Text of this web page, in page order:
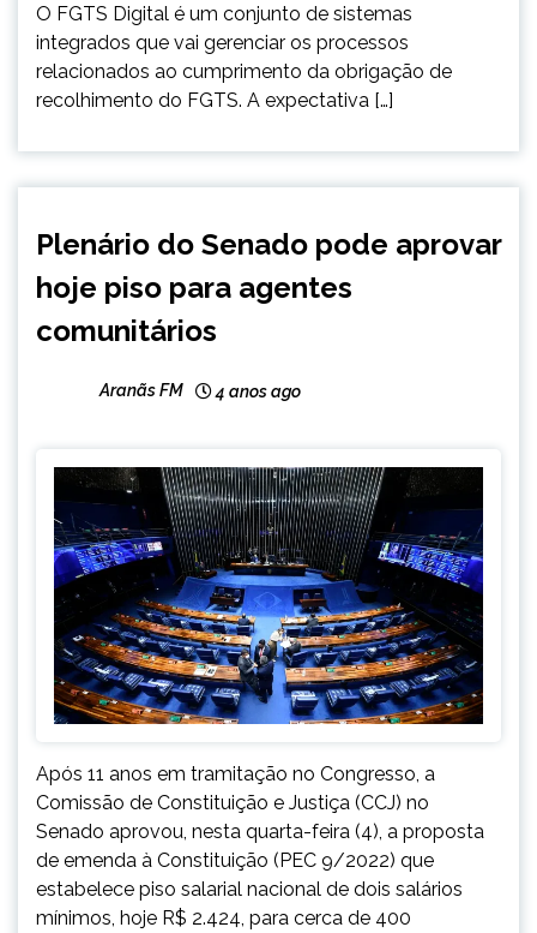
O FGTS Digital é um conjunto de sistemas
integrados que vai gerenciar os processos
relacionados ao cumprimento da obrigação de
recolhimento do FGTS. A expectativa […]
NOTÍCIAS
Plenário do Senado pode aprovar
hoje piso para agentes
comunitários
Aranãs FM 4 anos ago
Após 11 anos em tramitação no Congresso, a
Comissão de Constituição e Justiça (CCJ) no
Senado aprovou, nesta quarta-feira (4), a proposta
de emenda à Constituição (PEC 9/2022) que
estabelece piso salarial nacional de dois salários
mínimos, hoje R$ 2.424, para cerca de 400